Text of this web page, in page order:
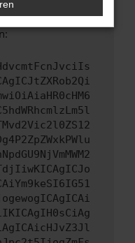
uns bei der